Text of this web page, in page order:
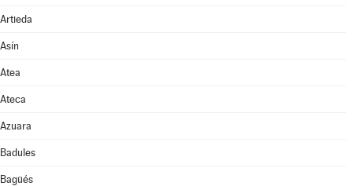
Artieda
Asín
Atea
Ateca
Azuara
Badules
Bagüés